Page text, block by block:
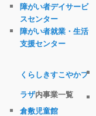
障がい者デイサービ
スセンター
障がい者就業・生活
支援センター
くらしきすこやかプ
ラザ内事業一覧
倉敷児童館